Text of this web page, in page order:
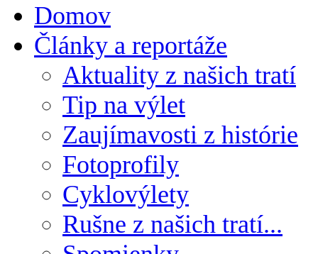
Domov
Články a reportáže
Aktuality z našich tratí
Tip na výlet
Zaujímavosti z histórie
Fotoprofily
Cyklovýlety
Rušne z našich tratí...